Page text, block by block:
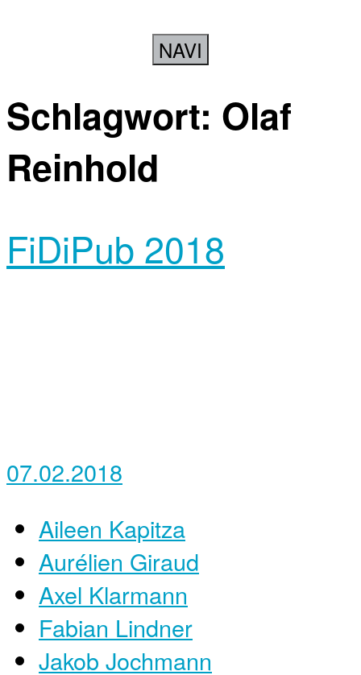
NAVI
Schlagwort: Olaf
Reinhold
FiDiPub 2018
07.02.2018
Aileen Kapitza
Aurélien Giraud
Axel Klarmann
Fabian Lindner
Jakob Jochmann